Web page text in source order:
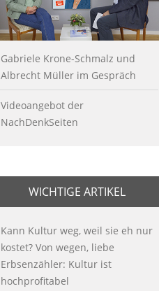
Gabriele Krone-Schmalz und
Albrecht Müller im Gespräch
Videoangebot der
NachDenkSeiten
WICHTIGE ARTIKEL
Kann Kultur weg, weil sie eh nur
kostet? Von wegen, liebe
Erbsenzähler: Kultur ist
hochprofitabel